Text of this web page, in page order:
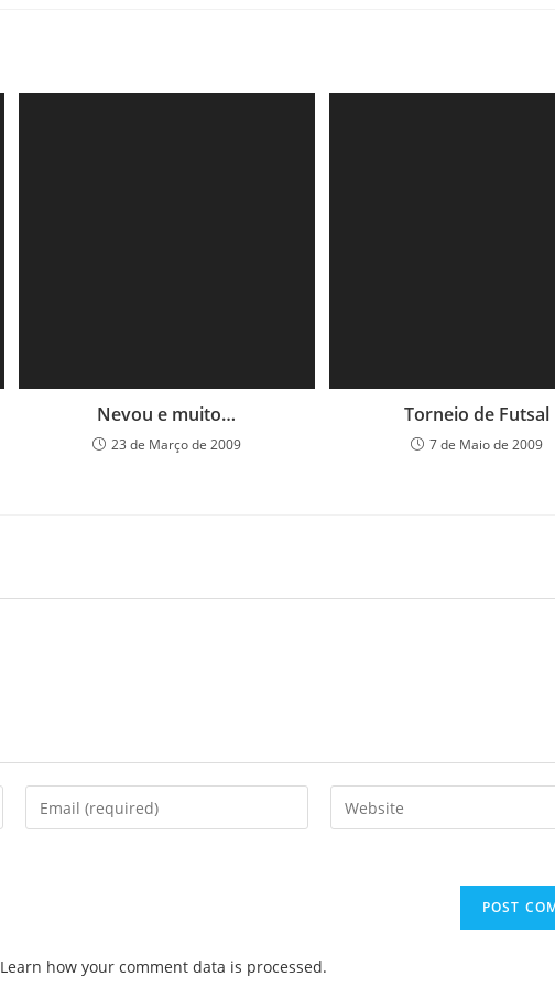
Nevou e muito…
23 de Março de 2009
Torneio de Futsal
7 de Maio de 2009
Enter
your
Enter
your
Learn how your comment data is processed.